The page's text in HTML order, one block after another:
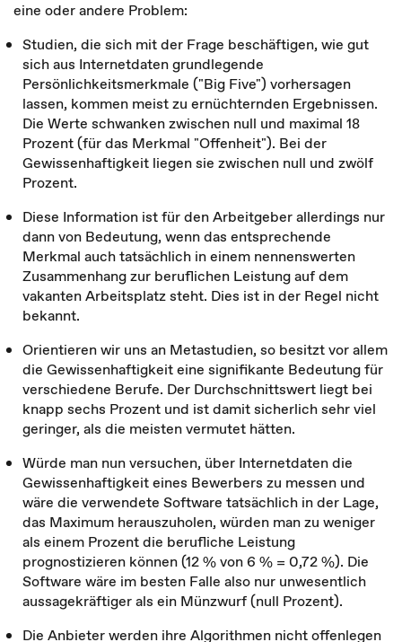
eine oder andere Problem:
Studien, die sich mit der Frage beschäftigen, wie gut
sich aus Internetdaten grundlegende
Persönlichkeitsmerkmale ("Big Five") vorhersagen
lassen, kommen meist zu ernüchternden Ergebnissen.
Die Werte schwanken zwischen null und maximal 18
Prozent (für das Merkmal "Offenheit"). Bei der
Gewissenhaftigkeit liegen sie zwischen null und zwölf
Prozent.
Diese Information ist für den Arbeitgeber allerdings nur
dann von Bedeutung, wenn das entsprechende
Merkmal auch tatsächlich in einem nennenswerten
Zusammenhang zur beruflichen Leistung auf dem
vakanten Arbeitsplatz steht. Dies ist in der Regel nicht
bekannt.
Orientieren wir uns an Metastudien, so besitzt vor allem
die Gewissenhaftigkeit eine signifikante Bedeutung für
verschiedene Berufe. Der Durchschnittswert liegt bei
knapp sechs Prozent und ist damit sicherlich sehr viel
geringer, als die meisten vermutet hätten.
Würde man nun versuchen, über Internetdaten die
Gewissenhaftigkeit eines Bewerbers zu messen und
wäre die verwendete Software tatsächlich in der Lage,
das Maximum herauszuholen, würden man zu weniger
als einem Prozent die berufliche Leistung
prognostizieren können (12 % von 6 % = 0,72 %). Die
Software wäre im besten Falle also nur unwesentlich
aussagekräftiger als ein Münzwurf (null Prozent).
Die Anbieter werden ihre Algorithmen nicht offenlegen